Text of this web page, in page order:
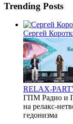
Trending Posts
Сергей
RELAX-
ГПМ Радио и
на релакс-
гедонизма